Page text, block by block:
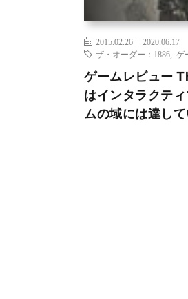
2015.02.26
2020.06.17
ザ・オーダー：1886
ゲ
ゲームレビュー
はインタラクテ
ムの域には達し